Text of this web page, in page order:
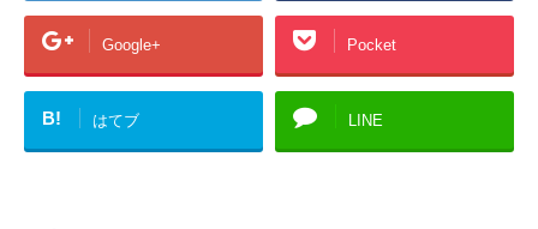
Google+ Pocket
B! はてブ LINE